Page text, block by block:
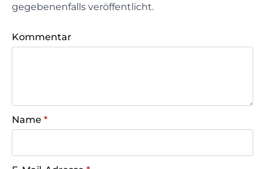
gegebenenfalls veröffentlicht.
Kommentar
Name *